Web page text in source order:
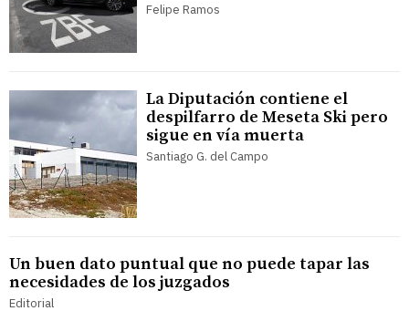
Felipe Ramos
La Diputación contiene el
despilfarro de Meseta Ski pero
sigue en vía muerta
Santiago G. del Campo
Un buen dato puntual que no puede tapar las
necesidades de los juzgados
Editorial